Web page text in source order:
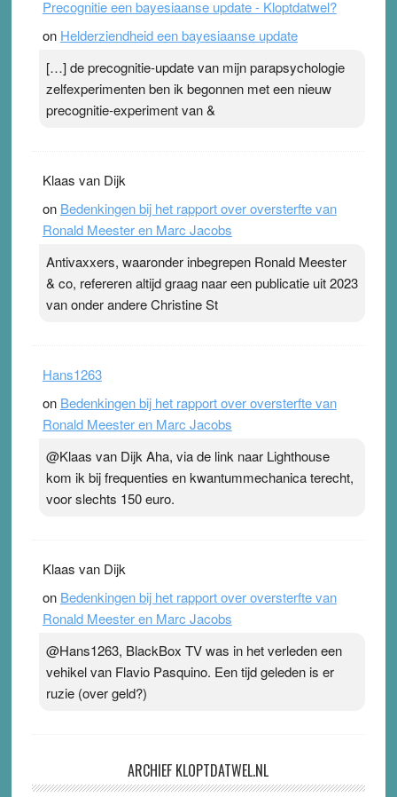
Precognitie een bayesiaanse update - Kloptdatwel?
on Helderziendheid een bayesiaanse update
[…] de precognitie-update van mijn parapsychologie
zelfexperimenten ben ik begonnen met een nieuw
precognitie-experiment van &
Klaas van Dijk
on Bedenkingen bij het rapport over oversterfte van
Ronald Meester en Marc Jacobs
Antivaxxers, waaronder inbegrepen Ronald Meester
& co, refereren altijd graag naar een publicatie uit 2023
van onder andere Christine St
Hans1263
on Bedenkingen bij het rapport over oversterfte van
Ronald Meester en Marc Jacobs
@Klaas van Dijk Aha, via de link naar Lighthouse
kom ik bij frequenties en kwantummechanica terecht,
voor slechts 150 euro.
Klaas van Dijk
on Bedenkingen bij het rapport over oversterfte van
Ronald Meester en Marc Jacobs
@Hans1263, BlackBox TV was in het verleden een
vehikel van Flavio Pasquino. Een tijd geleden is er
ruzie (over geld?)
ARCHIEF KLOPTDATWEL.NL